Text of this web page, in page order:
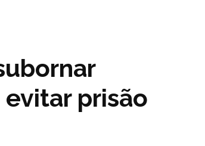
evitar prisão